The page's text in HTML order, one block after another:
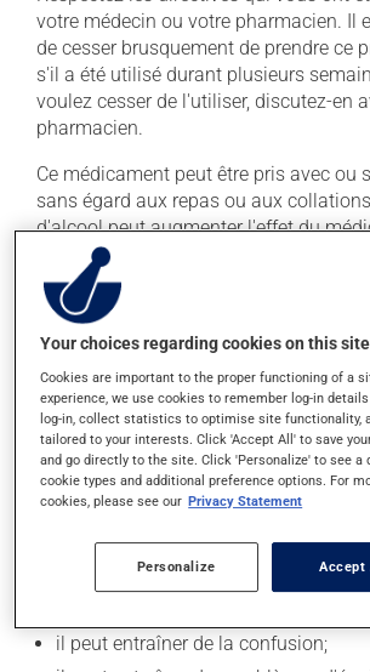
votre médecin ou votre pharmacien. Il
de cesser brusquement de prendre ce
s'il a été utilisé durant plusieurs
voulez cesser de l'utiliser, discutez-en
pharmacien.
Ce médicament peut être pris avec ou
sans égard aux repas ou aux
d'alcool peut augmenter l'effet du
la consommation d'alcool à une prise
petites quantités.
Effets indésirables
En plus de ses effets recherchés, ce
l'occasion entraîner certains effets
secondaires), notamment :
il peut causer une fatigue
la journée, soyez prudent avant de
VOUS réagissez;
il peut entraîner de la confusion;
Your choices regarding cookies on this site
Cookies are important to the proper functioning of a
experience, we use cookies to remember log-in
log-in, collect statistics to optimise site functionality,
tailored to your interests. Click 'Accept All' to save
and go directly to the site. Click 'Personalize' to see
cookie types and additional preference options. For
cookies, please see our Privacy Statement
Personalize Accept